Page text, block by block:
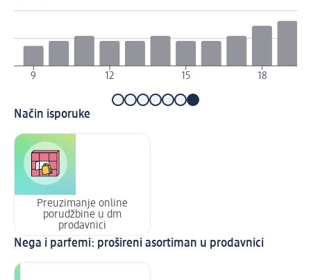
9 12 15 18
Način isporuke
Preuzimanje online
porudžbine u dm
prodavnici
Nega i parfemi: prošireni asortiman u prodavnici